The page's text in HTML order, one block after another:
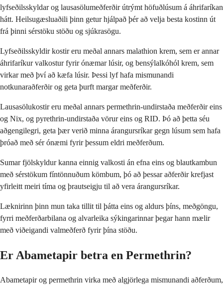
lyfseðilsskyldar og lausasölumeðferðir útrýmt höfuðlúsum á áhrifaríkan
hátt. Heilsugæsluaðili þinn getur hjálpað þér að velja besta kostinn út
frá þinni sérstöku stöðu og sjúkrasögu.
Lyfseðilsskyldir kostir eru meðal annars malathion krem, sem er annar
áhrifaríkur valkostur fyrir ónæmar lúsir, og bensýlalkóhól krem, sem
virkar með því að kæfa lúsir. Þessi lyf hafa mismunandi
notkunaraðferðir og geta þurft margar meðferðir.
Lausasölukostir eru meðal annars permethrin-undirstaða meðferðir eins
og Nix, og pyrethrin-undirstaða vörur eins og RID. Þó að þetta séu
aðgengilegri, geta þær verið minna árangursríkar gegn lúsum sem hafa
þróað með sér ónæmi fyrir þessum eldri meðferðum.
Sumar fjölskyldur kanna einnig valkosti án efna eins og blautkambun
með sérstökum fíntönnuðum kömbum, þó að þessar aðferðir krefjast
yfirleitt meiri tíma og þrautseigju til að vera árangursríkar.
Læknirinn þinn mun taka tillit til þátta eins og aldurs þíns, meðgöngu,
fyrri meðferðarbilana og alvarleika sýkingarinnar þegar hann mælir
með viðeigandi valmeðferð fyrir þína stöðu.
Er Abametapir betra en Permethrin?
Abametapir og permethrin virka með algjörlega mismunandi aðferðum,